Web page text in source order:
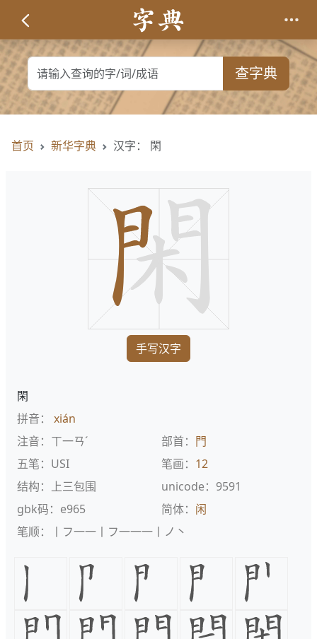
查字典
首页 新华字典 汉字： 閑
手写汉字
閑
拼音： xián
注音：ㄒ一ㄢˊ
部首： 門
五笔：USI
笔画： 12
结构：上三包围
unicode：9591
gbk码：e965
简体： 闲
笔顺：丨フ一一丨フ一一一丨ノ丶